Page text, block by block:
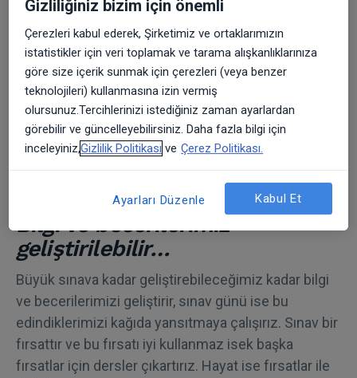
Sınava doğru anlam vermek
gerekir…
Sınav hazırlığı özünde bir bilgi edinme ve bu bilgiyi
verilen sürede geri sunma sürecidir. Bu nedenle
bilgi edinme ve zaman yönetimi konusunda
beceriler kazanmayı gerektirir. Hazırlıklarımızla bilgi
ve beceriler kazanırız girdiğimiz testler ile de
Bilgi ve becerilerimiz
geliştirilebilir…
Büyük sınava kadar geliştirebileceğimiz kadar bilgi
ve becerilerimizi geliştirir, sınav günü ise bu
edindiklerimizi kağıda yansıtmaya çalışırız. Sınav bir
fırsattır ve bu fırsatı iyi kullanmaz isek başka
fırsatlar için dersler çıkartırız. Hayat ise fırsatlar ile
Gizliliğiniz bizim için önemli
Çerezleri kabul ederek, Şirketimiz ve ortaklarımızın
istatistikler için veri toplamak ve tarama alışkanlıklarınıza
göre size içerik sunmak için çerezleri (veya benzer
teknolojileri) kullanmasına izin vermiş
olursunuz.Tercihlerinizi istediğiniz zaman ayarlardan
görebilir ve güncelleyebilirsiniz. Daha fazla bilgi için
inceleyiniz,Gizlilik Politikası ve Çerez Politikası.
Ayarları Düzenle Kabul Et